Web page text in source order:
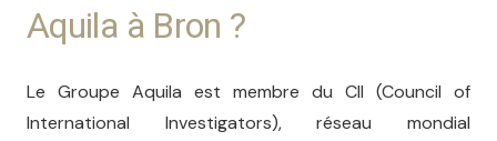
Aquila à Bron ?
Le Groupe Aquila est membre du CII (Council of
International Investigators), réseau mondial